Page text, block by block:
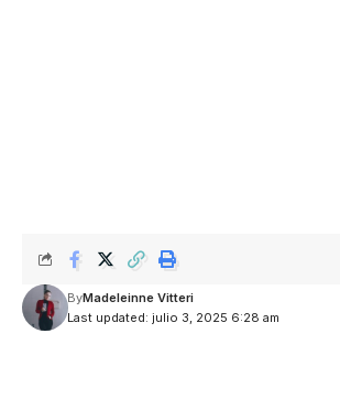
Last updated: julio 3, 2025 6:28 am
ByMadeleinne Vitteri